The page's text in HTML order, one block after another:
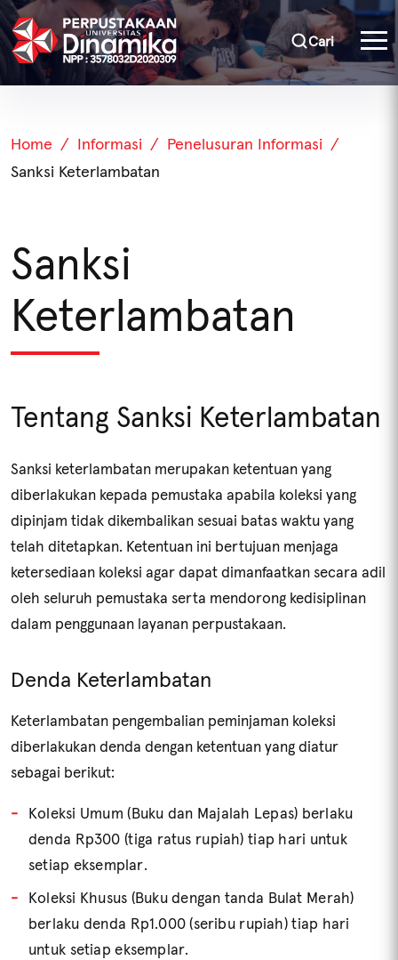
Cari
Home Informasi
Penelusuran Informasi
Sanksi Keterlambatan
Sanksi
Keterlambatan
Tentang Sanksi Keterlambatan
Sanksi keterlambatan merupakan ketentuan yang
diberlakukan kepada pemustaka apabila koleksi yang
dipinjam tidak dikembalikan sesuai batas waktu yang
telah ditetapkan. Ketentuan ini bertujuan menjaga
ketersediaan koleksi agar dapat dimanfaatkan secara adil
oleh seluruh pemustaka serta mendorong kedisiplinan
dalam penggunaan layanan perpustakaan.
Denda Keterlambatan
Keterlambatan pengembalian peminjaman koleksi
diberlakukan denda dengan ketentuan yang diatur
sebagai berikut:
Koleksi Umum (Buku dan Majalah Lepas) berlaku
denda Rp300 (tiga ratus rupiah) tiap hari untuk
setiap eksemplar.
Koleksi Khusus (Buku dengan tanda Bulat Merah)
berlaku denda Rp1.000 (seribu rupiah) tiap hari
untuk setiap eksemplar.